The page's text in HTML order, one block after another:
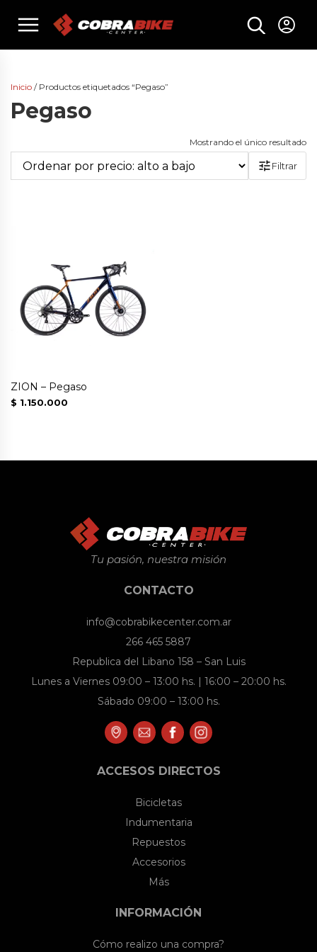
menu
Inicio / Productos etiquetados “Pegaso”
Pegaso
Mostrando el único resultado
Filtrar
ZION – Pegaso
$ 1.150.000
Tu pasión, nuestra misión
CONTACTO
info@cobrabikecenter.com.ar
266 465 5887
Republica del Libano 158 – San Luis
Lunes a Viernes 09:00 – 13:00 hs. | 16:00 – 20:00 hs.
Sábado 09:00 – 13:00 hs.
ACCESOS DIRECTOS
Bicicletas
Indumentaria
Repuestos
Accesorios
Más
INFORMACIÓN
Cómo realizo una compra?